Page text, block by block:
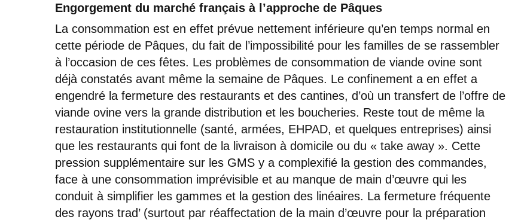
Engorgement du marché français à l’approche de Pâques
La consommation est en effet prévue nettement inférieure qu’en temps normal en
cette période de Pâques, du fait de l’impossibilité pour les familles de se rassembler
à l’occasion de ces fêtes. Les problèmes de consommation de viande ovine sont
déjà constatés avant même la semaine de Pâques. Le confinement a en effet a
engendré la fermeture des restaurants et des cantines, d’où un transfert de l’offre de
viande ovine vers la grande distribution et les boucheries. Reste tout de même la
restauration institutionnelle (santé, armées, EHPAD, et quelques entreprises) ainsi
que les restaurants qui font de la livraison à domicile ou du « take away ». Cette
pression supplémentaire sur les GMS y a complexifié la gestion des commandes,
face à une consommation imprévisible et au manque de main d’œuvre qui les
conduit à simplifier les gammes et la gestion des linéaires. La fermeture fréquente
des rayons trad’ (surtout par réaffectation de la main d’œuvre pour la préparation